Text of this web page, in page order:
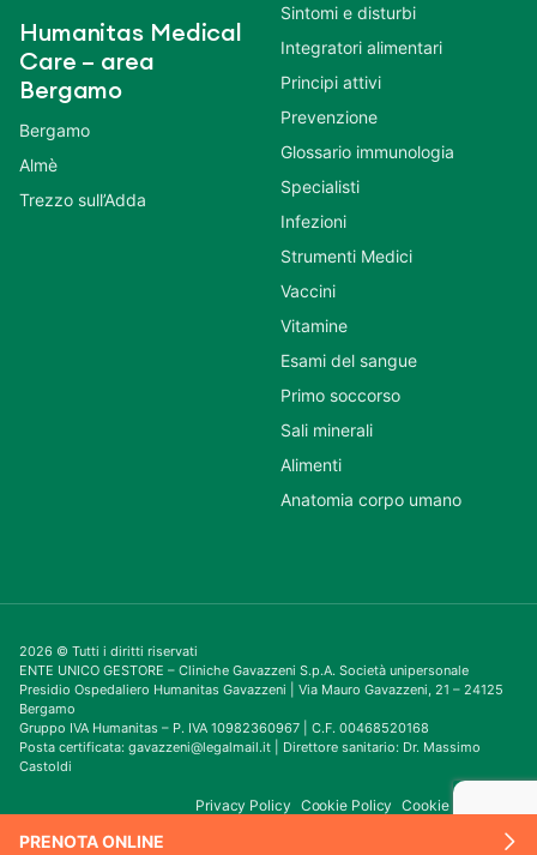
PRENOTA ONLINE
Humanitas Medical
Care – area
Bergamo
Bergamo
Almè
Trezzo sull’Adda
Sintomi e disturbi
Integratori alimentari
Principi attivi
Prevenzione
Glossario immunologia
Specialisti
Infezioni
Strumenti Medici
Vaccini
Vitamine
Esami del sangue
Primo soccorso
Sali minerali
Alimenti
Anatomia corpo umano
2026 © Tutti i diritti riservati
ENTE UNICO GESTORE – Cliniche Gavazzeni S.p.A. Società unipersonale
Presidio Ospedaliero Humanitas Gavazzeni | Via Mauro Gavazzeni, 21 – 24125
Bergamo
Gruppo IVA Humanitas – P. IVA 10982360967 | C.F. 00468520168
Posta certificata: gavazzeni@legalmail.it | Direttore sanitario: Dr. Massimo
Castoldi
Privacy Policy Cookie Policy Cookie Consent